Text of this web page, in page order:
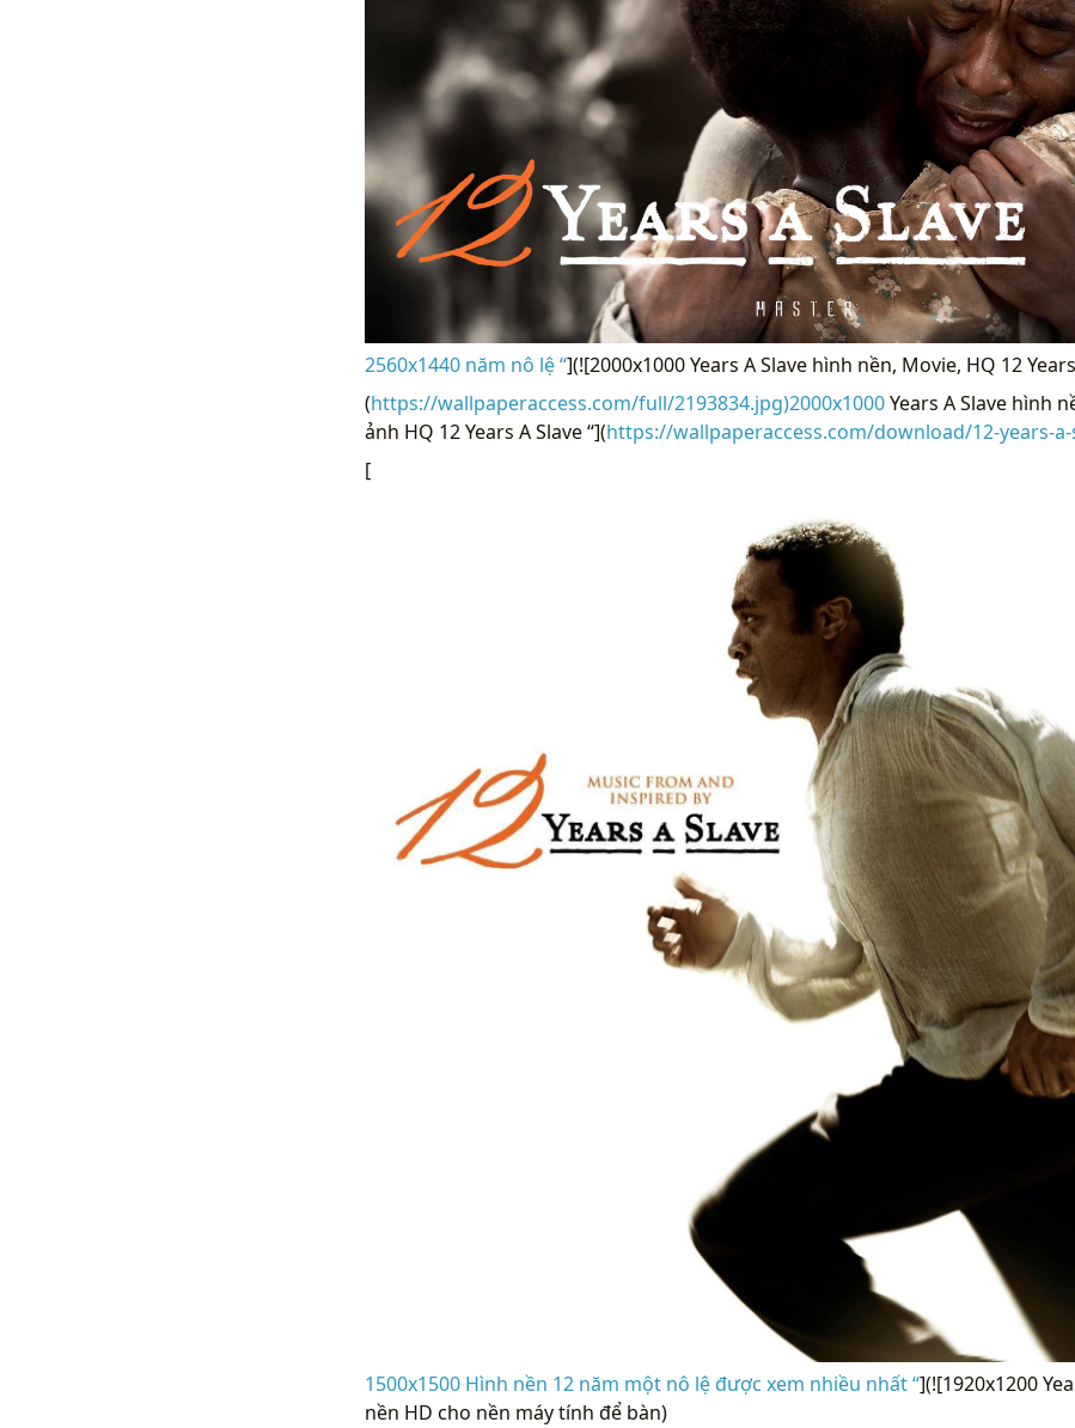
2560x1440 năm nô lệ “](![2000x1000 Years A Slave hình nền, Movie, HQ 12
(https://wallpaperaccess.com/full/2193834.jpg)2000x1000Years A Slave hình
ảnh HQ 12 Years A Slave “](https://wallpaperaccess.com/download/12-years-a-
[
1500x1500 Hình nền 12 năm một nô lệ được xem nhiều nhất “](![1920x1200
nền HD cho nền máy tính để bàn)